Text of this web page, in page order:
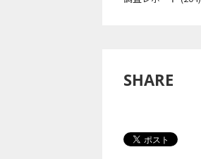
SHARE